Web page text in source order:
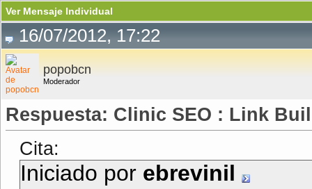
Ver Mensaje Individual
16/07/2012, 17:22
popobcn
Moderador
Respuesta: Clinic SEO : Link
Cita:
Iniciado por ebrevinil